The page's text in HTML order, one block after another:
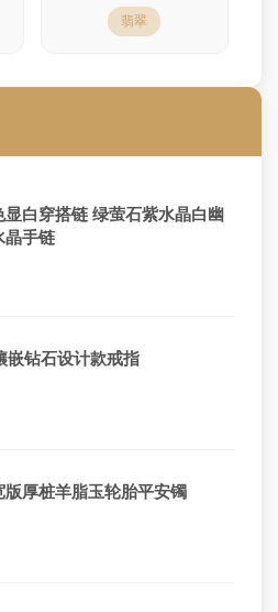
翡翠
显白穿搭链 绿萤石紫水晶白幽
晶手链
嵌钻石设计款戒指
版厚桩羊脂玉轮胎平安镯